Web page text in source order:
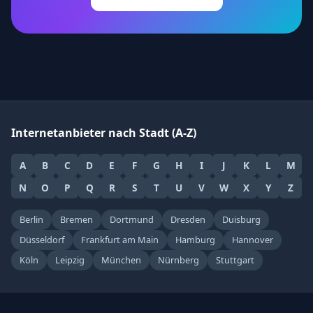
Internetanbieter nach Stadt (A-Z)
A B C D E F G H I J K L
M
N
O P Q R S T U V W X Y Z
Berlin Bremen Dortmund Dresden
Duisburg
Düsseldorf
Frankfurt am Main Hamburg
Hannover
Köln
Leipzig München Nürnberg Stuttgart